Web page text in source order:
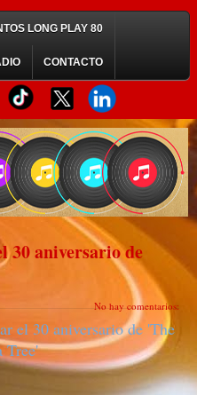
LONG PLAY 80
CONTACTO
30 aniversario de
No hay comentarios:
el 30 aniversario de 'The
Tree'